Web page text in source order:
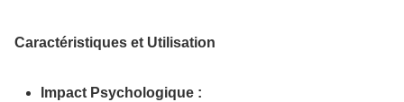
Caractéristiques et Utilisation
Impact Psychologique :